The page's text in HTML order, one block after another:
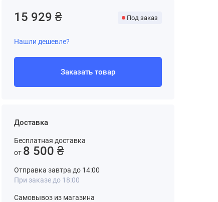
15 929 ₴ Под заказ
Нашли дешевле?
Заказать товар
Доставка
Бесплатная доставка
от 8 500 ₴
Отправка завтра до 14:00
При заказе до 18:00
Самовывоз из магазина